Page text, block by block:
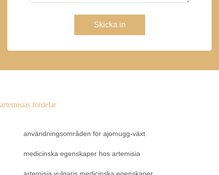
Skicka in
artemisias fördelar
användningsområden för ajomugg-växt
medicinska egenskaper hos artemisia
artemisia vulgaris medicinska egenskaper